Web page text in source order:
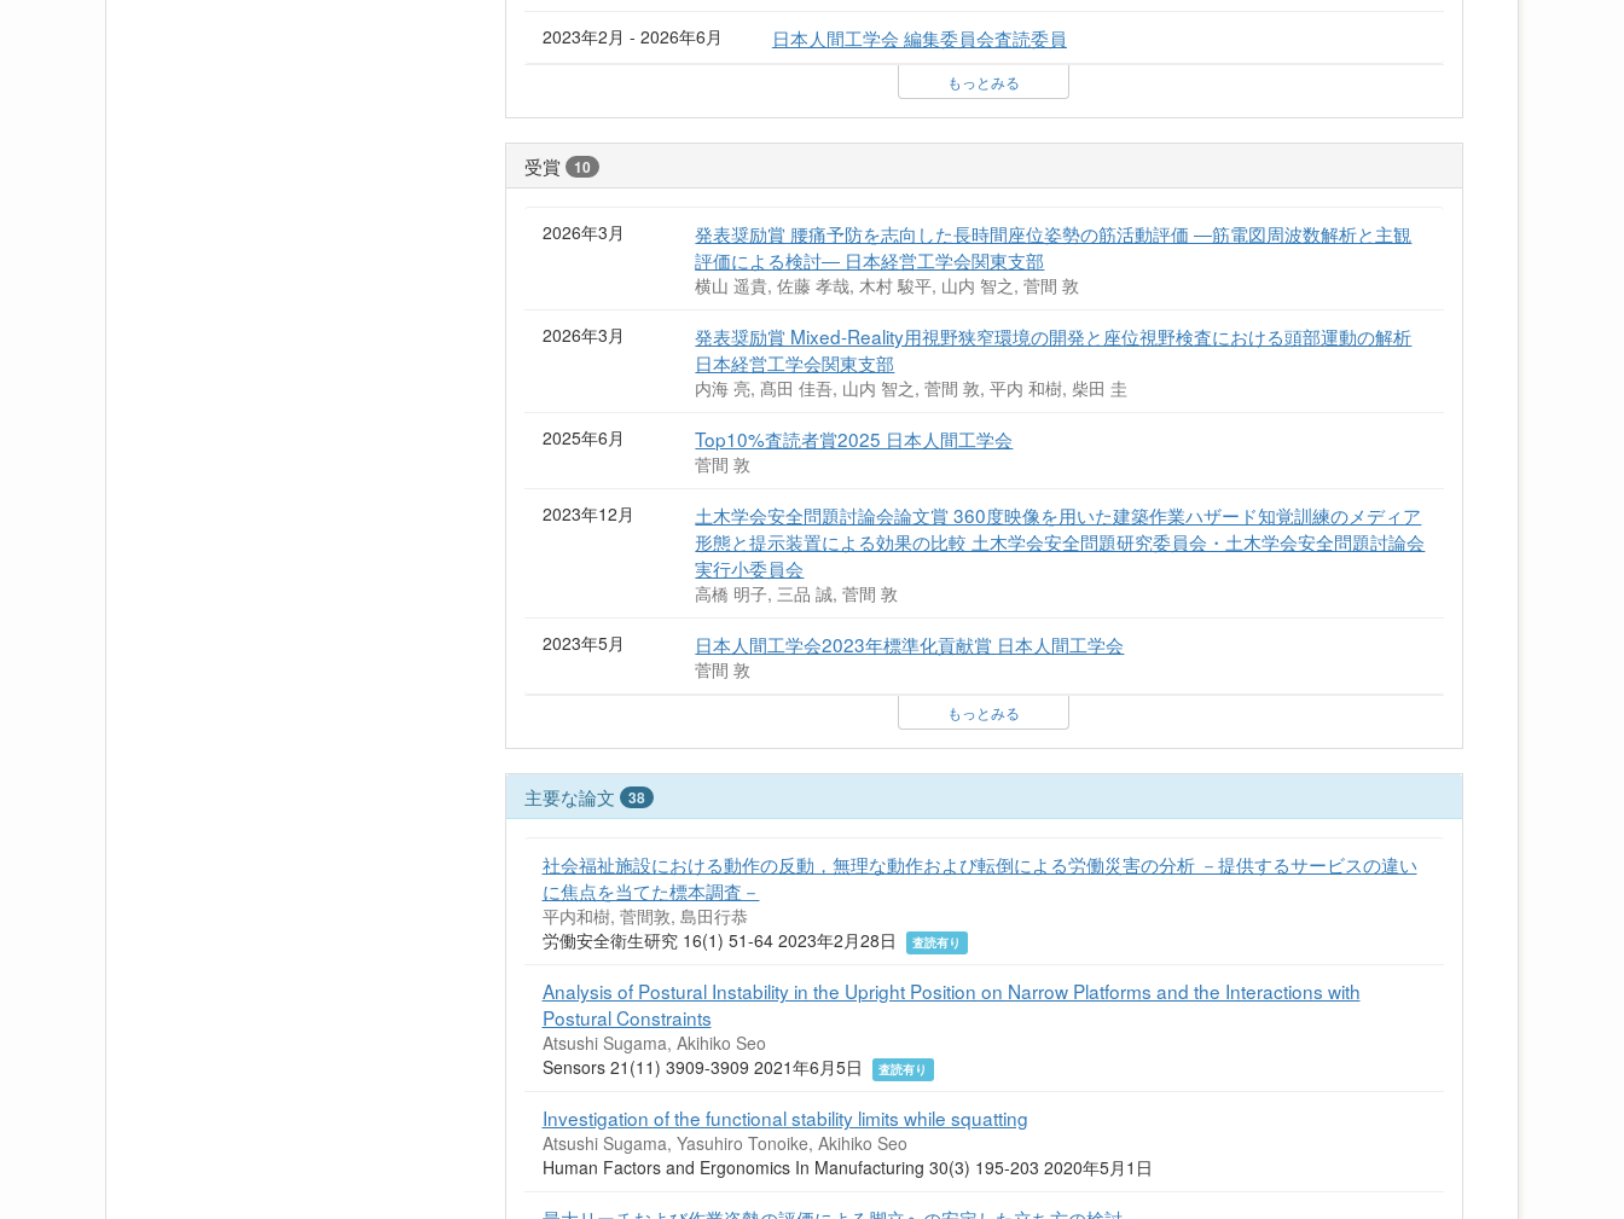
2023年2月 - 2026年6月 日本人間工学会 編集委員会査読委員
もっとみる
受賞 10
2026年3月
発表奨励賞 腰痛予防を志向した長時間座位姿勢の筋活動評価 ―筋電図周波数解析と主観
評価による検討― 日本経営工学会関東支部
横山 遥貴, 佐藤 孝哉, 木村 駿平, 山内 智之, 菅間 敦
2026年3月
発表奨励賞 Mixed-Reality用視野狭窄環境の開発と座位視野検査における頭部運動の解析
日本経営工学会関東支部
内海 亮, 髙田 佳吾, 山内 智之, 菅間 敦, 平内 和樹, 柴田 圭
2025年6月 Top10%査読者賞2025 日本人間工学会
菅間 敦
2023年12月
土木学会安全問題討論会論文賞 360度映像を用いた建築作業ハザード知覚訓練のメディア
形態と提示装置による効果の比較 土木学会安全問題研究委員会・土木学会安全問題討論会
実行小委員会
高橋 明子, 三品 誠, 菅間 敦
2023年5月 日本人間工学会2023年標準化貢献賞 日本人間工学会
菅間 敦
もっとみる
主要な論文 38
社会福祉施設における動作の反動，無理な動作および転倒による労働災害の分析 －提供するサービスの違い
に焦点を当てた標本調査－
平内和樹, 菅間敦, 島田行恭
労働安全衛生研究 16(1) 51-64 2023年2月28日
査読有り
Analysis of Postural Instability in the Upright Position on Narrow Platforms and the Interactions with
Postural Constraints
Atsushi Sugama, Akihiko Seo
Sensors 21(11) 3909-3909 2021年6月5日
査読有り
Investigation of the functional stability limits while squatting
Atsushi Sugama, Yasuhiro Tonoike, Akihiko Seo
Human Factors and Ergonomics In Manufacturing 30(3) 195-203 2020年5月1日